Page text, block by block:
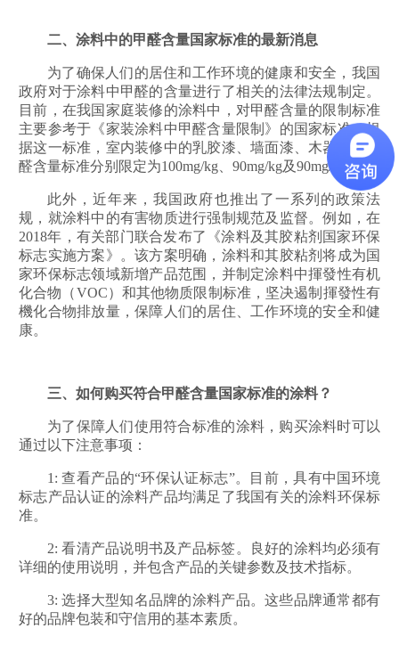
二、涂料中的甲醛含量国家标准的最新消息
为了确保人们的居住和工作环境的健康和安全，我国
政府对于涂料中甲醛的含量进行了相关的法律法规制定。
目前，在我国家庭装修的涂料中，对甲醛含量的限制标准
主要参考于《家装涂料中甲醛含量限制》的国家标准。根
据这一标准，室内装修中的乳胶漆、墙面漆、木器漆的甲
醛含量标准分别限定为100mg/kg、90mg/kg及90mg/kg。
此外，近年来，我国政府也推出了一系列的政策法
规，就涂料中的有害物质进行强制规范及监督。例如，在
2018年，有关部门联合发布了《涂料及其胶粘剂国家环保
标志实施方案》。该方案明确，涂料和其胶粘剂将成为国
家环保标志领域新增产品范围，并制定涂料中揮發性有机
化合物（VOC）和其他物质限制标准，坚决遏制揮發性有
機化合物排放量，保障人们的居住、工作环境的安全和健
康。
三、如何购买符合甲醛含量国家标准的涂料？
为了保障人们使用符合标准的涂料，购买涂料时可以
通过以下注意事项：
1: 查看产品的“环保认证标志”。目前，具有中国环境
标志产品认证的涂料产品均满足了我国有关的涂料环保标
准。
2: 看清产品说明书及产品标签。良好的涂料均必须有
详细的使用说明，并包含产品的关键参数及技术指标。
3: 选择大型知名品牌的涂料产品。这些品牌通常都有
好的品牌包装和守信用的基本素质。